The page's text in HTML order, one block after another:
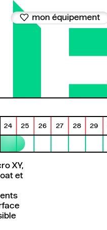
mon équipement
24 25 26 27 28 29
XY,
et